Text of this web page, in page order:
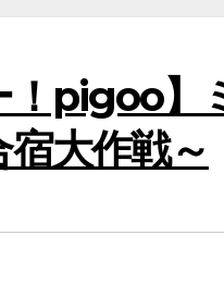
！pigoo
大作戦～